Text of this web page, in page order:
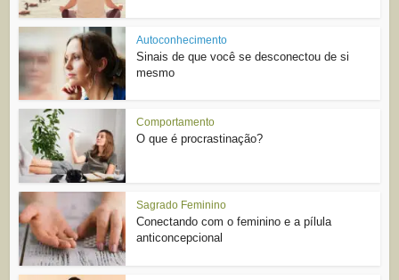
Autoconhecimento
Sinais de que você se desconectou de si
mesmo
Comportamento
O que é procrastinação?
Sagrado Feminino
Conectando com o feminino e a pílula
anticoncepcional